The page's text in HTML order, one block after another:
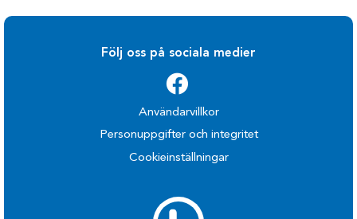
Följ oss på sociala medier
Användarvillkor
Personuppgifter och integritet
Cookieinställningar